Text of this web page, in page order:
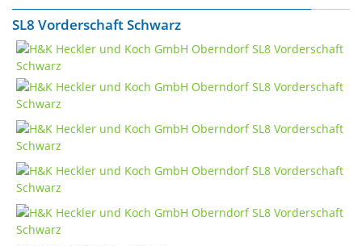
SL8 Vorderschaft Schwarz